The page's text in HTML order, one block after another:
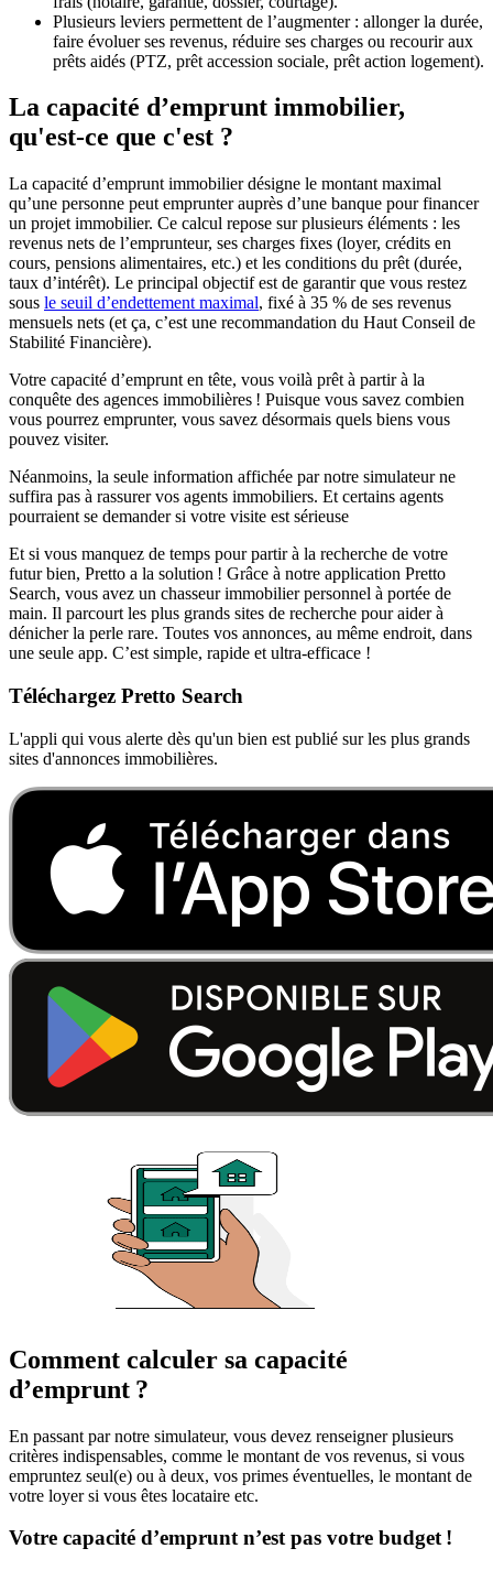
Plusieurs leviers permettent de l’augmenter : allonger la durée,
faire évoluer ses revenus, réduire ses charges ou recourir aux
prêts aidés (PTZ, prêt accession sociale, prêt action logement).
La capacité d’emprunt immobilier,
qu'est-ce que c'est ?
La capacité d’emprunt immobilier désigne le montant maximal
qu’une personne peut emprunter auprès d’une banque pour financer
un projet immobilier. Ce calcul repose sur plusieurs éléments : les
revenus nets de l’emprunteur, ses charges fixes (loyer, crédits en
cours, pensions alimentaires, etc.) et les conditions du prêt (durée,
taux d’intérêt). Le principal objectif est de garantir que vous restez
sous le seuil d’endettement maximal, fixé à 35 % de ses revenus
mensuels nets (et ça, c’est une recommandation du Haut Conseil de
Stabilité Financière).
Votre capacité d’emprunt en tête, vous voilà prêt à partir à la
conquête des agences immobilières ! Puisque vous savez combien
vous pourrez emprunter, vous savez désormais quels biens vous
pouvez visiter.
Néanmoins, la seule information affichée par notre simulateur ne
suffira pas à rassurer vos agents immobiliers. Et certains agents
pourraient se demander si votre visite est sérieuse
Et si vous manquez de temps pour partir à la recherche de votre
futur bien, Pretto a la solution ! Grâce à notre application Pretto
Search, vous avez un chasseur immobilier personnel à portée de
main. Il parcourt les plus grands sites de recherche pour aider à
dénicher la perle rare. Toutes vos annonces, au même endroit, dans
une seule app. C’est simple, rapide et ultra-efficace !
Téléchargez Pretto Search
L'appli qui vous alerte dès qu'un bien est publié sur les plus grands
sites d'annonces immobilières.
Comment calculer sa capacité
d’emprunt ?
En passant par notre simulateur, vous devez renseigner plusieurs
critères indispensables, comme le montant de vos revenus, si vous
empruntez seul(e) ou à deux, vos primes éventuelles, le montant de
votre loyer si vous êtes locataire etc.
Votre capacité d’emprunt n’est pas votre budget !